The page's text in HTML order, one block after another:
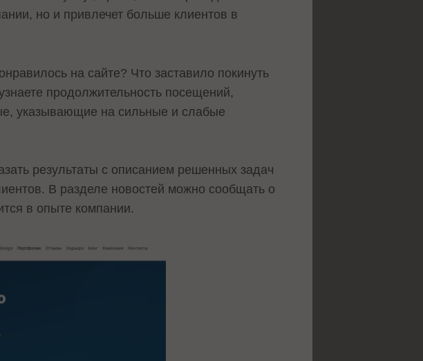
но и привлечет больше клиентов в
на сайте? Что заставило покинуть
продолжительность посещений,
указывающие на сильные и слабые
результаты с описанием решенных задач
В разделе новостей можно сообщать о
в опыте компании.